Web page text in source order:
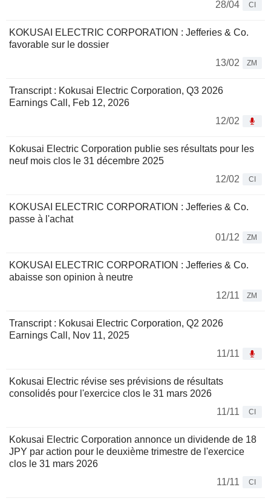
28/04 CI
KOKUSAI ELECTRIC CORPORATION : Jefferies & Co.
favorable sur le dossier
13/02
ZM
Transcript : Kokusai Electric Corporation, Q3 2026
Earnings Call, Feb 12, 2026
12/02
Kokusai Electric Corporation publie ses résultats pour les
neuf mois clos le 31 décembre 2025
12/02
CI
KOKUSAI ELECTRIC CORPORATION : Jefferies & Co.
passe à l'achat
01/12
ZM
KOKUSAI ELECTRIC CORPORATION : Jefferies & Co.
abaisse son opinion à neutre
12/11
ZM
Transcript : Kokusai Electric Corporation, Q2 2026
Earnings Call, Nov 11, 2025
11/11
Kokusai Electric révise ses prévisions de résultats
consolidés pour l'exercice clos le 31 mars 2026
11/11
CI
Kokusai Electric Corporation annonce un dividende de 18
JPY par action pour le deuxième trimestre de l'exercice
clos le 31 mars 2026
11/11
CI